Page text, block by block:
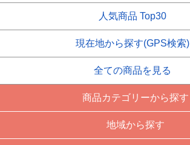
人気商品 Top30
現在地から探す(GPS検索)
全ての商品を見る
商品カテゴリーから探す
地域から探す